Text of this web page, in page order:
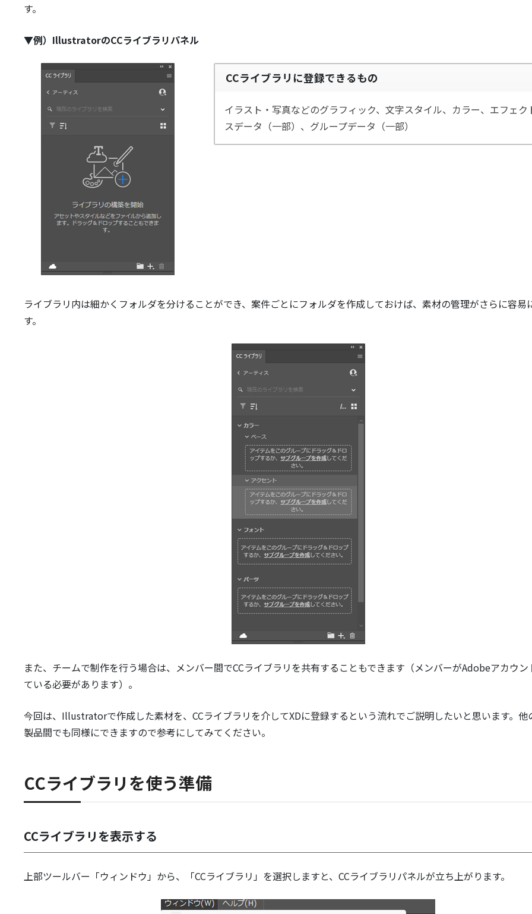
す。
▼例）IllustratorのCCライブラリパネル
CCライブラリに登録できるもの
イラスト・写真などのグラフィック、文字スタイル、カラー、エフェク
スデータ（一部）、グループデータ（一部）
ライブラリ内は細かくフォルダを分けることができ、案件ごとにフォルダを作成しておけば、素材の管理がさらに容易
す。
また、チームで制作を行う場合は、メンバー間でCCライブラリを共有することもできます（メンバーがAdobeアカウン
ている必要があります）。
今回は、Illustratorで作成した素材を、CCライブラリを介してXDに登録するという流れでご説明したいと思います。他
製品間でも同様にできますので参考にしてみてください。
CCライブラリを使う準備
CCライブラリを表示する
上部ツールバー「ウィンドウ」から、「CCライブラリ」を選択しますと、CCライブラリパネルが立ち上がります。